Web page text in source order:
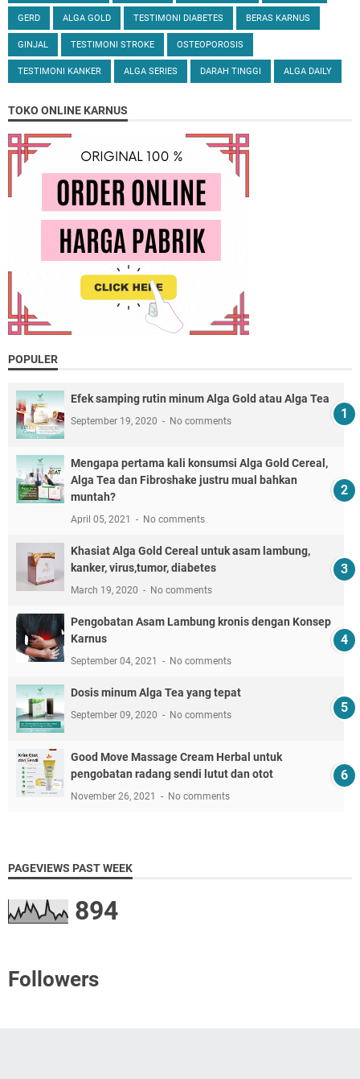
GERD ALGA GOLD TESTIMONI DIABETES BERAS KARNUS
GINJAL TESTIMONI STROKE OSTEOPOROSIS
TESTIMONI KANKER ALGA SERIES DARAH TINGGI ALGA DAILY
TOKO ONLINE KARNUS
POPULER
Efek samping rutin minum Alga Gold atau Alga Tea
September 19, 2020 No comments
Mengapa pertama kali konsumsi Alga Gold Cereal,
Alga Tea dan Fibroshake justru mual bahkan
muntah?
April 05, 2021 No comments
Khasiat Alga Gold Cereal untuk asam lambung,
kanker, virus,tumor, diabetes
March 19, 2020 No comments
Pengobatan Asam Lambung kronis dengan Konsep
Karnus
September 04, 2021 No comments
Dosis minum Alga Tea yang tepat
September 09, 2020 No comments
Good Move Massage Cream Herbal untuk
pengobatan radang sendi lutut dan otot
November 26, 2021 No comments
PAGEVIEWS PAST WEEK
894
Followers